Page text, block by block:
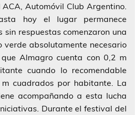
Automóvil Club Argentino.
hoy el lugar permanece
sin respuestas comenzaron una
verde absolutamente necesario
Almagro cuenta con 0,2 m
cuando lo recomendable
cuadrados por habitante. La
acompañando a esta lucha
Durante el festival del